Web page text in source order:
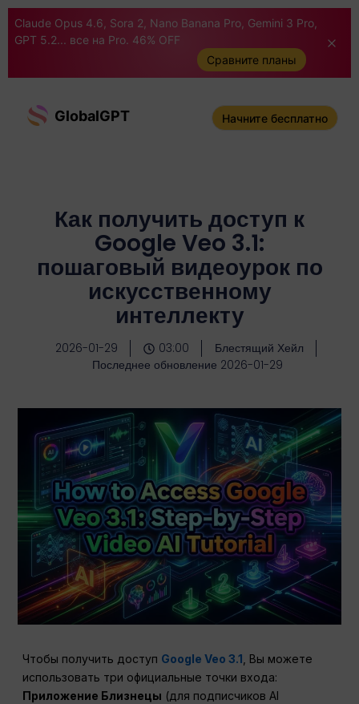
Claude Opus 4.6, Sora 2, Nano Banana Pro, Gemini 3 Pro,
GPT 5.2... все на Pro. 46% OFF
Сравните планы
GlobalGPT Начните бесплатно
Как получить доступ к
Google Veo 3.1:
пошаговый видеоурок по
искусственному
интеллекту
2026-01-29 03:00
Блестящий Хейл
Последнее обновление 2026-01-29
Чтобы получить доступ Google Veo 3.1 , Вы можете
использовать три официальные точки входа:
Приложение Близнецы (для подписчиков AI